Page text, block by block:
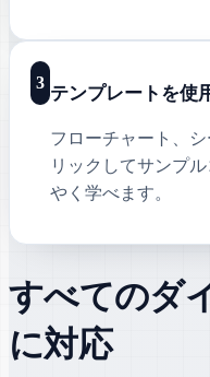
3
テンプレートを使
フローチャート、
リックしてサンプ
やく学べます。
すべてのダ
に対応